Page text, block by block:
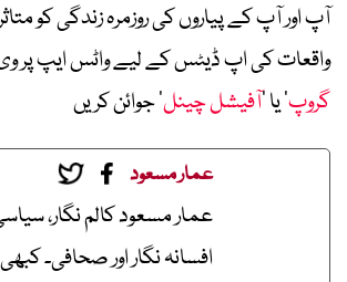
آپ اور آپ کے پیاروں کی روزمرہ زندگی کو
واقعات کی اپ ڈیٹس کے لیے واٹس ایپ پر وی
گروپ‘ یا ’آفیشل چینل‘ جوائن کریں
عمار مسعود
عمار مسعود کالم نگار،
افسانہ نگار اور صحافی۔